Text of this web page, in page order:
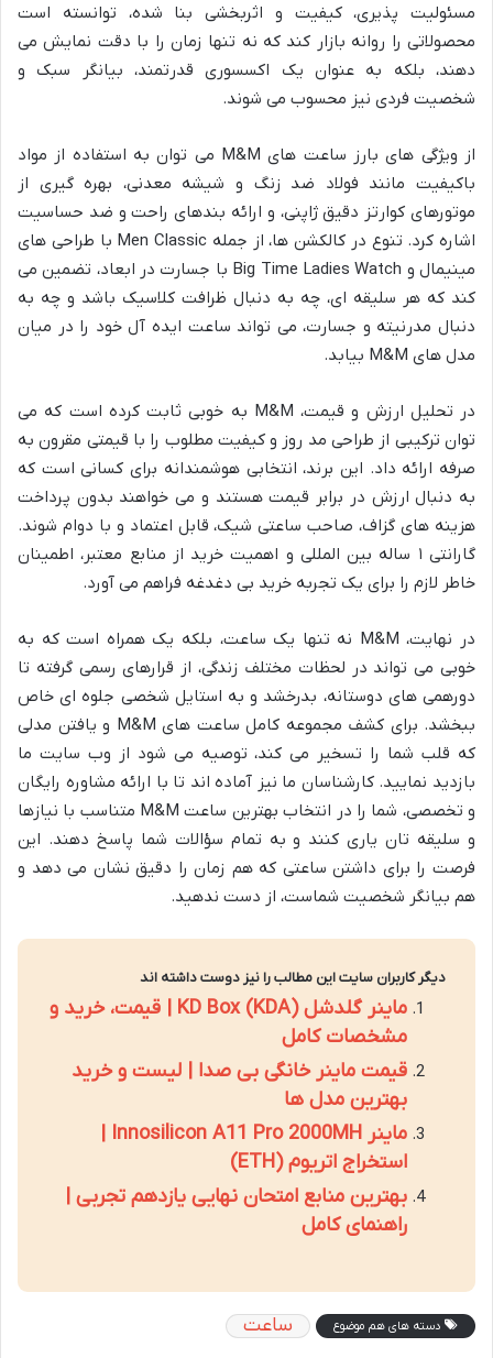
مسئولیت پذیری، کیفیت و اثربخشی بنا شده، توانسته است
محصولاتی را روانه بازار کند که نه تنها زمان را با دقت نمایش می
دهند، بلکه به عنوان یک اکسسوری قدرتمند، بیانگر سبک و
شخصیت فردی نیز محسوب می شوند.
از ویژگی های بارز ساعت های M&M می توان به استفاده از مواد
باکیفیت مانند فولاد ضد زنگ و شیشه معدنی، بهره گیری از
موتورهای کوارتز دقیق ژاپنی، و ارائه بندهای راحت و ضد حساسیت
اشاره کرد. تنوع در کالکشن ها، از جمله Men Classic با طراحی های
مینیمال و Big Time Ladies Watch با جسارت در ابعاد، تضمین می
کند که هر سلیقه ای، چه به دنبال ظرافت کلاسیک باشد و چه به
دنبال مدرنیته و جسارت، می تواند ساعت ایده آل خود را در میان
مدل های M&M بیابد.
در تحلیل ارزش و قیمت، M&M به خوبی ثابت کرده است که می
توان ترکیبی از طراحی مد روز و کیفیت مطلوب را با قیمتی مقرون به
صرفه ارائه داد. این برند، انتخابی هوشمندانه برای کسانی است که
به دنبال ارزش در برابر قیمت هستند و می خواهند بدون پرداخت
هزینه های گزاف، صاحب ساعتی شیک، قابل اعتماد و با دوام شوند.
گارانتی ۱ ساله بین المللی و اهمیت خرید از منابع معتبر، اطمینان
خاطر لازم را برای یک تجربه خرید بی دغدغه فراهم می آورد.
در نهایت، M&M نه تنها یک ساعت، بلکه یک همراه است که به
خوبی می تواند در لحظات مختلف زندگی، از قرارهای رسمی گرفته تا
دورهمی های دوستانه، بدرخشد و به استایل شخصی جلوه ای خاص
ببخشد. برای کشف مجموعه کامل ساعت های M&M و یافتن مدلی
که قلب شما را تسخیر می کند، توصیه می شود از وب سایت ما
بازدید نمایید. کارشناسان ما نیز آماده اند تا با ارائه مشاوره رایگان
و تخصصی، شما را در انتخاب بهترین ساعت M&M متناسب با نیازها
و سلیقه تان یاری کنند و به تمام سؤالات شما پاسخ دهند. این
فرصت را برای داشتن ساعتی که هم زمان را دقیق نشان می دهد و
هم بیانگر شخصیت شماست، از دست ندهید.
دیگر کاربران سایت این مطالب را نیز دوست داشته اند
ماینر گلدشل KD Box (KDA) | قیمت، خرید و
مشخصات کامل
قیمت ماینر خانگی بی صدا | لیست و خرید
بهترین مدل ها
استخراج اتریوم (ETH)
بهترین منابع امتحان نهایی یازدهم تجربی |
راهنمای کامل
دسته های هم موضوع ساعت